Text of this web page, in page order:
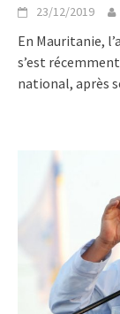
23/12/2019
En Mauritanie,
s’est
national, après